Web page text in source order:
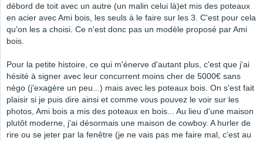
débord de toit avec un autre (un malin celui là)et mis des poteaux
en acier avec Ami bois, les seuls à le faire sur les 3. C'est pour cela
qu'on les a choisi. Ce n'est donc pas un modèle proposé par Ami
bois.
Pour la petite histoire, ce qui m'énerve d'autant plus, c'est que j'ai
hésité à signer avec leur concurrent moins cher de 5000€ sans
négo (j'exagère un peu...) mais avec les poteaux bois. On s'est fait
plaisir si je puis dire ainsi et comme vous pouvez le voir sur les
photos, Ami bois a mis des poteaux en bois... Au lieu d'une maison
plutôt moderne, j'ai désormais une maison de cowboy. A hurler de
rire ou se jeter par la fenêtre (je ne vais pas me faire mal, c'est au